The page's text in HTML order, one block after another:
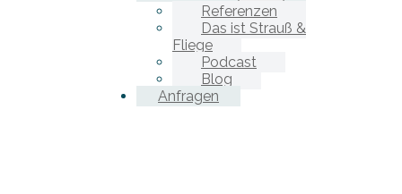
Referenzen
Das ist Strauß &
Fliege
Podcast
Blog
Anfragen